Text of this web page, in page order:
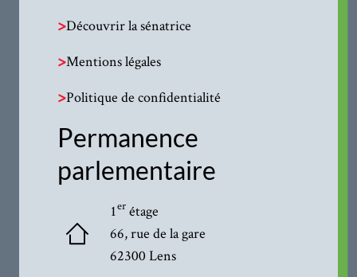
>Découvrir la sénatrice
>Mentions légales
>Politique de confidentialité
Permanence
parlementaire
1erétage
66, rue de la gare
62300 Lens